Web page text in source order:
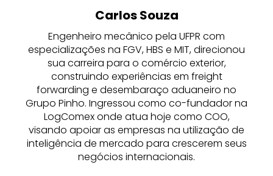
Carlos Souza
Engenheiro mecânico pela UFPR com
especializações na FGV, HBS e MIT, direcionou
sua carreira para o comércio exterior,
construindo experiências em freight
forwarding e desembaraço aduaneiro no
Grupo Pinho. Ingressou como co-fundador na
LogComex onde atua hoje como COO,
visando apoiar as empresas na utilização de
inteligência de mercado para crescerem seus
negócios internacionais.